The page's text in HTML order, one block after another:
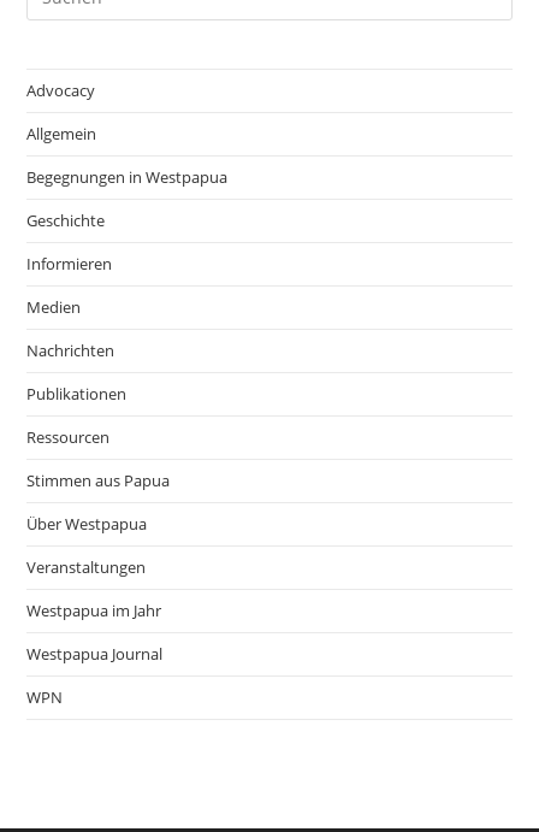
Advocacy
Allgemein
Begegnungen in Westpapua
Geschichte
Informieren
Medien
Nachrichten
Publikationen
Ressourcen
Stimmen aus Papua
Über Westpapua
Veranstaltungen
Westpapua im Jahr
Westpapua Journal
WPN